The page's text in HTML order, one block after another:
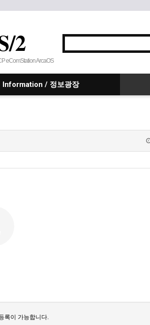
2
eComStation ArcaOS
Information / 정보광장
록이 가능합니다.